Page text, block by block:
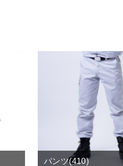
パンツ(410)